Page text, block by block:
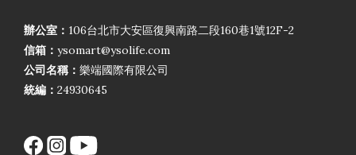
辦公室： 106台北市大安區復興南路二段160巷1號12F-2
信箱： ysomart@ysolife.com
公司名稱： 樂端國際有限公司
統編： 24930645